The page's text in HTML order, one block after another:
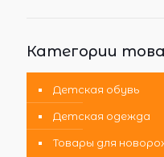
Категории
Детская обувь
Детская одежда
Товары для